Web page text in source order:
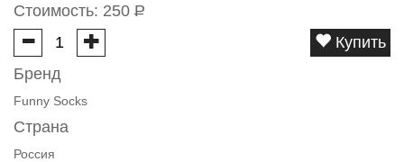
Стоимость: 250 Р
Купить
Бренд
Funny Socks
Страна
Россия